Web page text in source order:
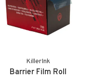
KillerInk
Barrier Film Roll